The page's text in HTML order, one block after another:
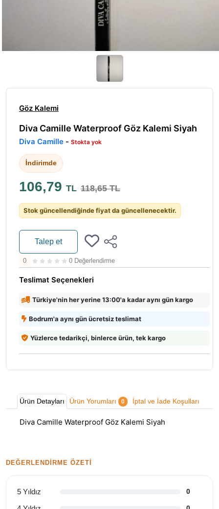
Göz Kalemi
Diva Camille Waterproof Göz Kalemi Siyah
Diva Camille - Stokta yok
İndirimde
106,79 TL 118,65 TL
Stok güncellendiğinde fiyat da güncellenecektir.
Talep et
0 0 Değerlendirme
Teslimat Seçenekleri
Türkiye'nin her yerine 13:00'a kadar aynı gün kargo
Bodrum'a aynı gün ücretsiz teslimat
Yüzlerce tedarikçi, binlerce ürün, tek kargo
Ürün Detayları Ürün Yorumları 0 İptal ve İade Koşulları
Diva Camille Waterproof Göz Kalemi Siyah
DEĞERLENDIRME ÖZETI
5 Yıldız 0